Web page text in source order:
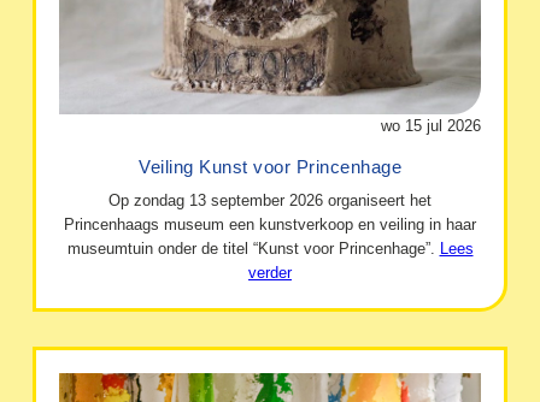
wo 15 jul 2026
Veiling Kunst voor Princenhage
Op zondag 13 september 2026 organiseert het
Princenhaags museum een kunstverkoop en veiling in haar
museumtuin onder de titel “Kunst voor Princenhage”. Lees
verder